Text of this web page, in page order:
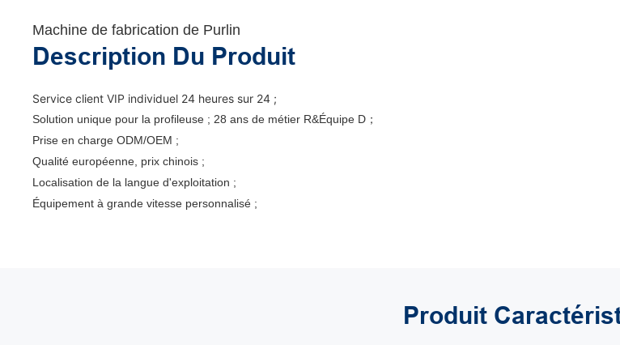
Machine de fabrication de Purlin
Description Du Produit
Service client VIP individuel 24 heures sur 24 ;
Solution unique pour la profileuse ; 28 ans de métier R&Équipe D；
Prise en charge ODM/OEM ;
Qualité européenne, prix chinois ;
Localisation de la langue d'exploitation ;
Équipement à grande vitesse personnalisé ;
Produit